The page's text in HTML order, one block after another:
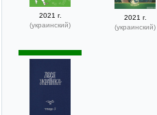
2021 г.
(украинский)
2021 г.
(украинский)